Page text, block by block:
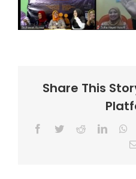
Share This
Facebook
TwitterReddit